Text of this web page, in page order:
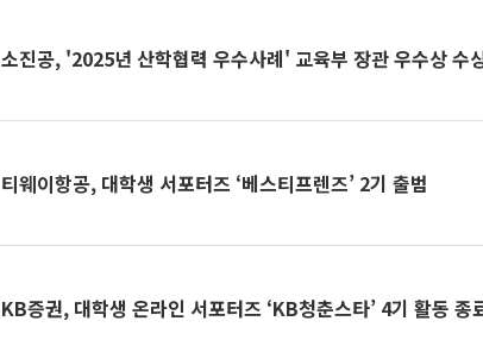
소진공, '2025년 산학협력 우수사례' 교육부 장관 우수상 수
티웨이항공, 대학생 서포터즈 ‘베스티프렌즈’ 2기 출범
KB증권, 대학생 온라인 서포터즈 ‘KB청춘스타’ 4기 활동 종